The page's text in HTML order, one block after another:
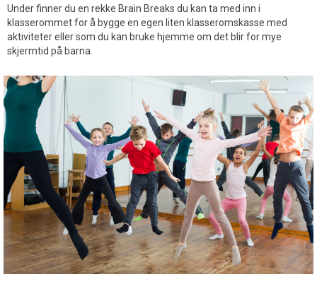
Under finner du en rekke Brain Breaks du kan ta med inn i
klasserommet for å bygge en egen liten klasseromskasse med
aktiviteter eller som du kan bruke hjemme om det blir for mye
skjermtid på barna.